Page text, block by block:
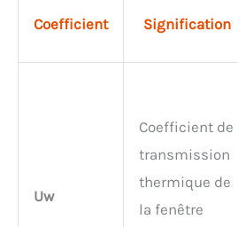
Coefficient Signification
Uw
Coefficient de
transmission
thermique de
la fenêtre